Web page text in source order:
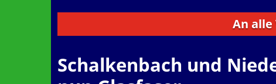
An alle
Schalkenbach und